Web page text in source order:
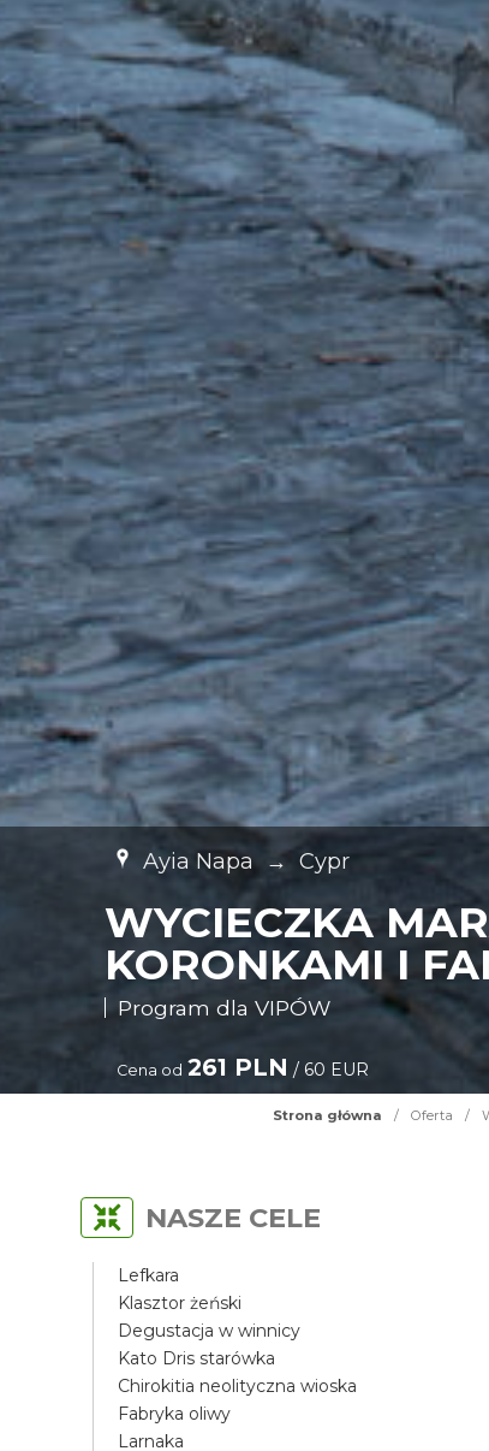
Ayia Napa → Cypr
WYCIECZKA
KORONKAMI I
Program dla VIPÓW
Cena od 261 PLN / 60 EUR
Strona główna / Oferta /
NASZE CELE
Lefkara
Klasztor żeński
Degustacja w winnicy
Kato Dris starówka
Chirokitia neolityczna wioska
Fabryka oliwy
Larnaka